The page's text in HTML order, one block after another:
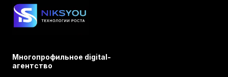
Многопрофильное digital-
агентство